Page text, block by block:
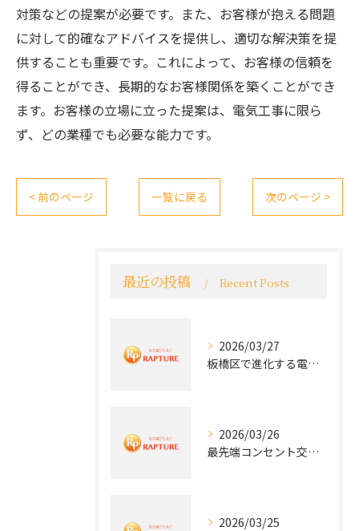
対策などの提案が必要です。また、お客様が抱える問題
に対して的確なアドバイスを提供し、適切な解決策を提
供することも重要です。これによって、お客様の信頼を
得ることができ、長期的なお客様関係を築くことができ
ます。お客様の立場に立った提案は、電気工事に限ら
ず、どの業種でも必要な能力です。
< 前のページ 一覧に戻る 次のページ >
最近の投稿 Recent Posts
2026/03/27
板橋区で進化する電気工事と最新コンセント交換技術
2026/03/26
最先端コンセント交換で快適な生活を実現する電気工事の技術
2026/03/25